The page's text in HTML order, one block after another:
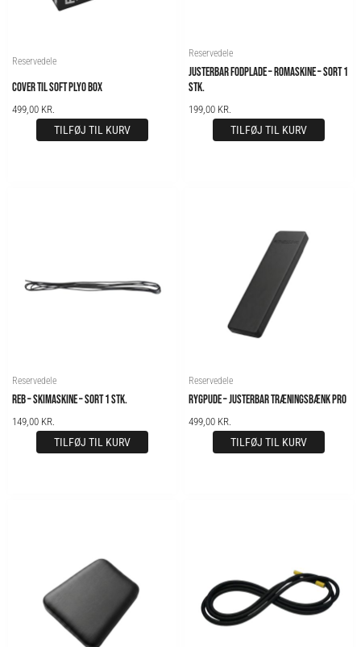
Reservedele
COVER TIL SOFT PLYO BOX
499,00 KR.
TILFØJ TIL KURV
Reservedele
JUSTERBAR FODPLADE – ROMASKINE – SORT 1
STK.
199,00 KR.
TILFØJ TIL KURV
Reservedele
REB – SKIMASKINE – SORT 1 STK.
149,00 KR.
TILFØJ TIL KURV
Reservedele
RYGPUDE – JUSTERBAR TRÆNINGSBÆNK PRO
499,00 KR.
TILFØJ TIL KURV